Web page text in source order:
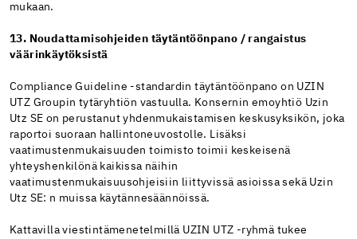
mukaan.
13. Noudattamisohjeiden täytäntöönpano / rangaistus
väärinkäytöksistä
Compliance Guideline -standardin täytäntöönpano on UZIN
UTZ Groupin tytäryhtiön vastuulla. Konsernin emoyhtiö Uzin
Utz SE on perustanut yhdenmukaistamisen keskusyksikön, joka
raportoi suoraan hallintoneuvostolle. Lisäksi
vaatimustenmukaisuuden toimisto toimii keskeisenä
yhteyshenkilönä kaikissa näihin
vaatimustenmukaisuusohjeisiin liittyvissä asioissa sekä Uzin
Utz SE: n muissa käytännesäännöissä.
Kattavilla viestintämenetelmillä UZIN UTZ -ryhmä tukee